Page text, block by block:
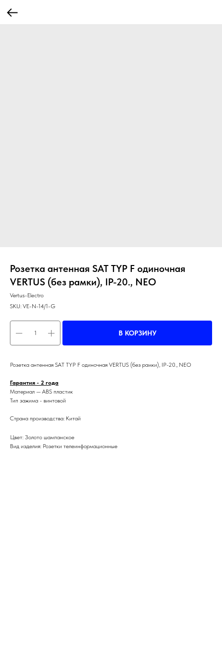
Розетка антенная SAT TYP F одиночная
VERTUS (без рамки), IP-20., NEO
Vertus-Electro
SKU: VE-N-14/1-G
В КОРЗИНУ
Розетка антенная SAT TYP F одиночная VERTUS (без рамки), IP-20., NEO
Гарантия - 2 года
Материал — ABS пластик
Тип зажима - винтовой
Страна производства: Китай
Цвет: Золото шампанское
Вид изделия: Розетки телеинформационные